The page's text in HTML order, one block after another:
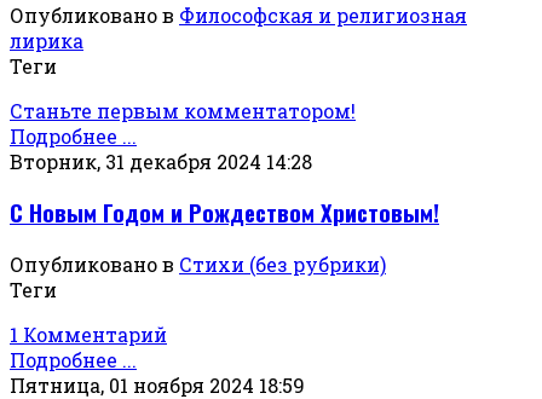
Опубликовано в Философская и религиозная
лирика
Теги
Станьте первым комментатором!
Подробнее ...
Вторник, 31 декабря 2024 14:28
С Новым Годом и Рождеством Христовым!
Опубликовано в Стихи (без рубрики)
Теги
1 Комментарий
Подробнее ...
Пятница, 01 ноября 2024 18:59